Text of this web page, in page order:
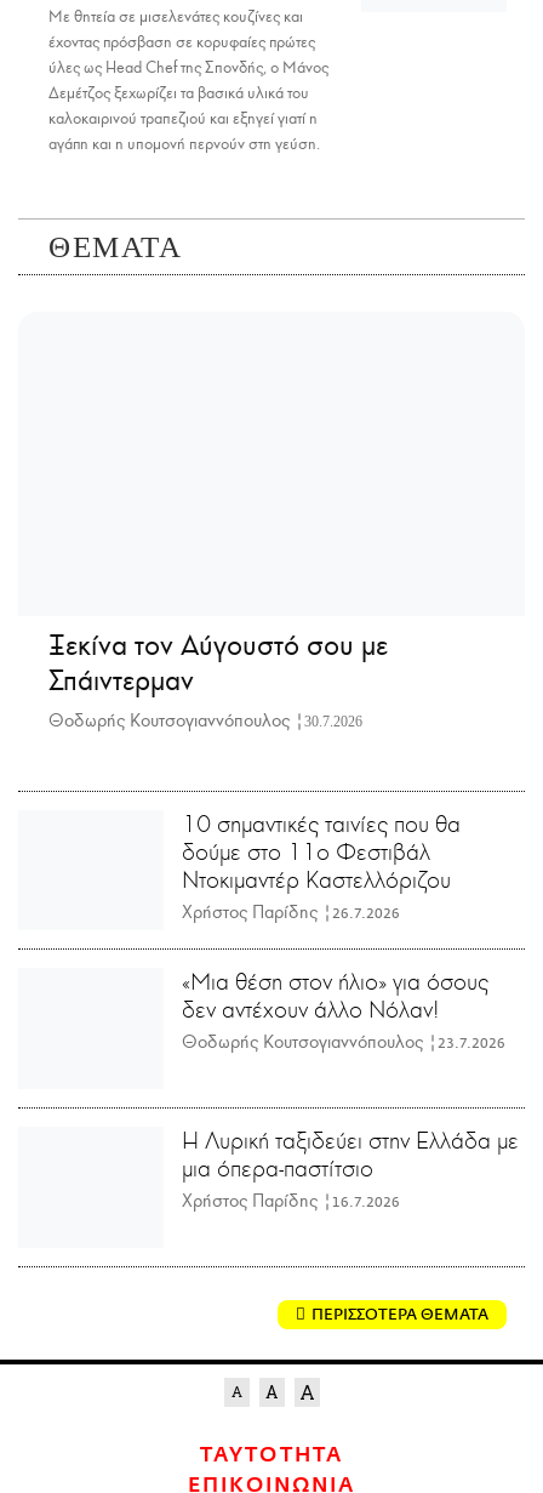
Με θητεία σε μισελενάτες κουζίνες και
έχοντας πρόσβαση σε κορυφαίες πρώτες
ύλες ως Head Chef της Σπονδής, ο Μάνος
Δεμέτζος ξεχωρίζει τα βασικά υλικά του
καλοκαιρινού τραπεζιού και εξηγεί γιατί η
αγάπη και η υπομονή περνούν στη γεύση.
ΘΕΜΑΤΑ
Ξεκίνα τον Αύγουστό σου με
Σπάιντερμαν
Θοδωρής Κουτσογιαννόπουλος | 30.7.2026
10 σημαντικές ταινίες που θα
δούμε στο 11ο Φεστιβάλ
Ντοκιμαντέρ Καστελλόριζου
Χρήστος Παρίδης | 26.7.2026
«Μια θέση στον ήλιο» για όσους
δεν αντέχουν άλλο Νόλαν!
Θοδωρής Κουτσογιαννόπουλος | 23.7.2026
Η Λυρική ταξιδεύει στην Ελλάδα με
μια όπερα-παστίτσιο
Χρήστος Παρίδης | 16.7.2026
ΠΕΡΙΣΣΟΤΕΡΑ ΘΕΜΑΤΑ
ΤΑΥΤΟΤΗΤΑ
ΕΠΙΚΟΙΝΩΝΙΑ